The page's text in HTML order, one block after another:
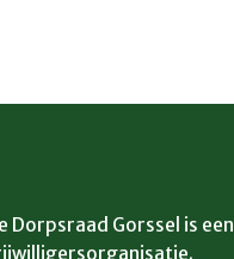
Dorpsraad Gorssel is een